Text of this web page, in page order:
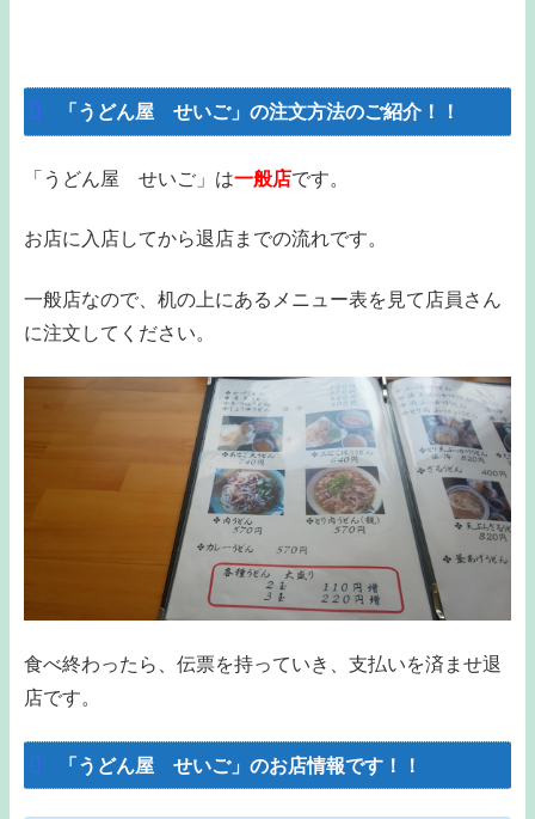
「うどん屋 せいご」の注文方法のご紹介！！
「うどん屋 せいご」は一般店です。
お店に入店してから退店までの流れです。
一般店なので、机の上にあるメニュー表を見て店員さん
に注文してください。
食べ終わったら、伝票を持っていき、支払いを済ませ退
店です。
「うどん屋 せいご」のお店情報です！！